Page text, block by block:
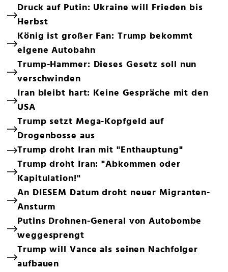
Druck auf Putin: Ukraine will Frieden bis
Herbst
König ist großer Fan: Trump bekommt
eigene Autobahn
Trump-Hammer: Dieses Gesetz soll nun
verschwinden
Iran bleibt hart: Keine Gespräche mit den
USA
Trump setzt Mega-Kopfgeld auf
Drogenbosse aus
Trump droht Iran mit "Enthauptung"
Trump droht Iran: "Abkommen oder
Kapitulation!"
An DIESEM Datum droht neuer Migranten-
Ansturm
Putins Drohnen-General von Autobombe
weggesprengt
Trump will Vance als seinen Nachfolger
aufbauen